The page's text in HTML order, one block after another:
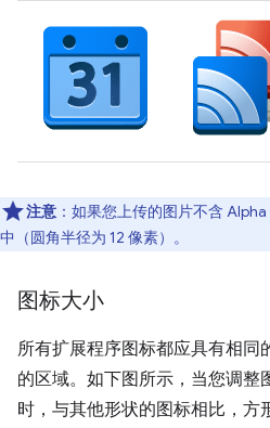
注意 ：如果您上传的图片不含
中（圆角半径为 12 像素）。
图标大小
所有扩展程序图标都应具有相同
的区域。如下图所示，当您调整
时，与其他形状的图标相比，方